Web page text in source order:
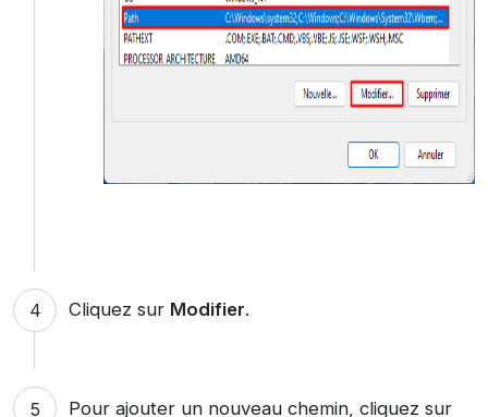
Cliquez sur Modifier.
Pour ajouter un nouveau chemin, cliquez sur